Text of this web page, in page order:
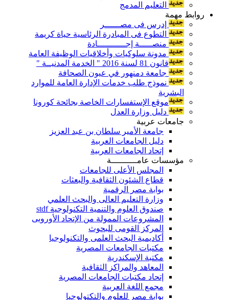
التعليم المدمج
روابط مهمة
إدرس فى مصــــــر
التطوع فى المبادرة الرئاسية حياة كريمة
منصـــــة إجـــــــــــادة
مدونة سلوكيات وأخلاقيات الوظيفة العامة
قانون 81 لسنة 2016 " الخدمة المدنيــة "
جامعة دمنهور في عيون الصحافة
نموذج طلب خدمات الإدارة العامة للموارد
البشرية
موقع الإستفسارات الخاصة بجائحة كورونا
دليل وزارة العدل
جامعات عربية
جامعة الأمير سلطان بن عبد العزيز
دليل الجامعات العربية
إتحاد الجامعات العربية
مؤسسات عامــــــــــة
المجلس الأعلى للجامعات
قطاع الشئون الثقافية والبعثات
بوابة مصر الرقمية
وزارة التعليم العالى والبحث العلمي
صندوق العلوم والتنمية التكنولوجية stdf
المشروعات الممولة من الإتحاد الأوروبى
المركز القومى للبحوث
أكاديمية البحث العلمى والتكنولوجيا
مكتبات الجامعات المصرية
مكتبة الإسكندرية
المعاهد والمراكز الثقافية
إتحاد مكتبات الجامعات المصرية
مجمع اللغة العربية
بوابة مصر للعلوم والتكتولوجيا